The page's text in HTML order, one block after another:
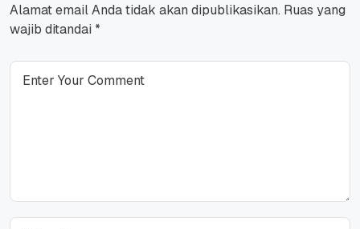
Alamat email Anda tidak akan dipublikasikan. Ruas yang
wajib ditandai *